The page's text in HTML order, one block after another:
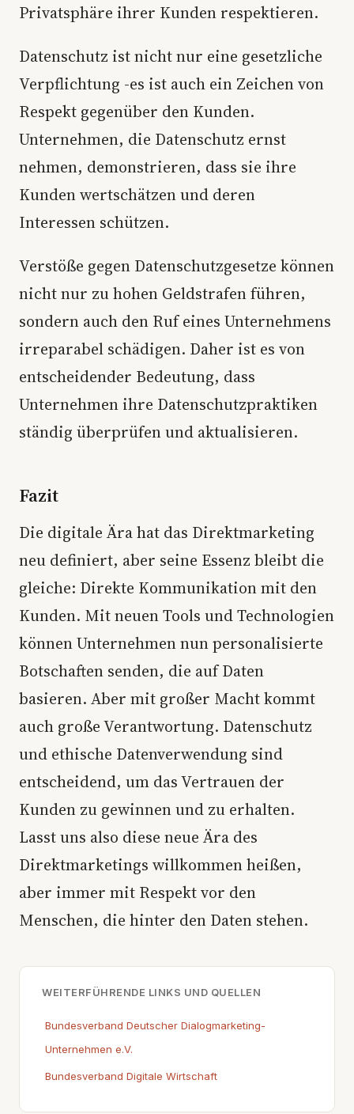
Privatsphäre ihrer Kunden respektieren.
Datenschutz ist nicht nur eine gesetzliche
Verpflichtung -es ist auch ein Zeichen von
Respekt gegenüber den Kunden.
Unternehmen, die Datenschutz ernst
nehmen, demonstrieren, dass sie ihre
Kunden wertschätzen und deren
Interessen schützen.
Verstöße gegen Datenschutzgesetze können
nicht nur zu hohen Geldstrafen führen,
sondern auch den Ruf eines Unternehmens
irreparabel schädigen. Daher ist es von
entscheidender Bedeutung, dass
Unternehmen ihre Datenschutzpraktiken
ständig überprüfen und aktualisieren.
Fazit
Die digitale Ära hat das Direktmarketing
neu definiert, aber seine Essenz bleibt die
gleiche: Direkte Kommunikation mit den
Kunden. Mit neuen Tools und Technologien
können Unternehmen nun personalisierte
Botschaften senden, die auf Daten
basieren. Aber mit großer Macht kommt
auch große Verantwortung. Datenschutz
und ethische Datenverwendung sind
entscheidend, um das Vertrauen der
Kunden zu gewinnen und zu erhalten.
Lasst uns also diese neue Ära des
Direktmarketings willkommen heißen,
aber immer mit Respekt vor den
Menschen, die hinter den Daten stehen.
WEITERFÜHRENDE LINKS UND QUELLEN
Bundesverband Deutscher Dialogmarketing-
Unternehmen e.V.
Bundesverband Digitale Wirtschaft